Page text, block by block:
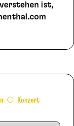
ist,
Konzert